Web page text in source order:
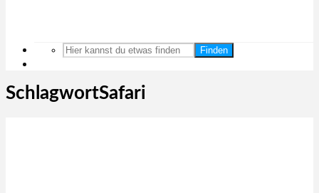
Finden
SchlagwortSafari